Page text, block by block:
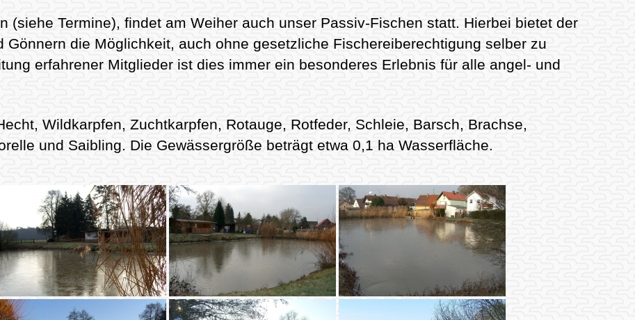
(siehe Termine), findet am Weiher auch unser Passiv-Fischen statt. Hierbei bietet der
Gönnern die Möglichkeit, auch ohne gesetzliche Fischereiberechtigung selber zu
erfahrener Mitglieder ist dies immer ein besonderes Erlebnis für alle angel- und
Wildkarpfen, Zuchtkarpfen, Rotauge, Rotfeder, Schleie, Barsch, Brachse,
und Saibling. Die Gewässergröße beträgt etwa 0,1 ha Wasserfläche.